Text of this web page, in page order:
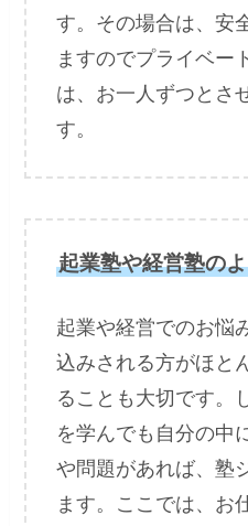
す。その場合は、安
ますのでプライベー
は、お一人ずつとさ
す。
起業塾や経営塾の
起業や経営でのお悩
込みされる方がほと
ることも大切です。
を学んでも自分の中
や問題があれば、塾
ます。ここでは、お